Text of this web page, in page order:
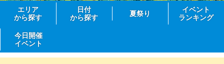
エリア
から探す
日付
から探す
夏祭り
イベント
ランキング
今日開催
イベント